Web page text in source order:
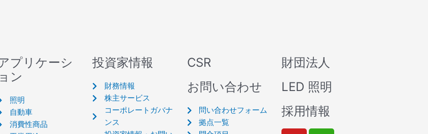
プリケーシ
ョン
照明
自動車
消費性商品
投資家情報
財務情報
株主サービス
コーポレートガバナ
ンス
CSR
お問い合わせ
問い合わせフォーム
拠点一覧
財団法人
LED 照明
採用情報